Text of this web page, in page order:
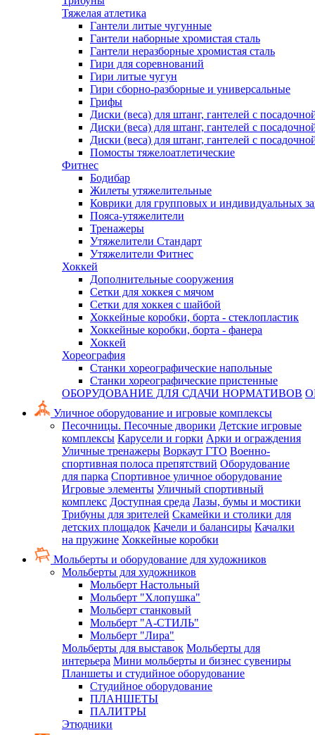
Тяжелая атлетика
Гантели литые чугунные
Гантели наборные хромистая сталь
Гантели неразборные хромистая сталь
Гири для соревнований
Гири литые чугун
Гири сборно-разборные и универсальные
Грифы
Диски (веса) для штанг, гантелей с
Диски (веса) для штанг, гантелей с
Диски (веса) для штанг, гантелей с
Помосты тяжелоатлетические
Фитнес
Бодибар
Жилеты утяжелительные
Коврики для групповых и индивидуальных
Пояса-утяжелители
Тренажеры
Утяжелители Стандарт
Утяжелители Фитнес
Хоккей
Дополнительные сооружения
Сетки для хоккея с мячом
Сетки для хоккея с шайбой
Хоккейные коробки, борта - стеклопластик
Хоккейные коробки, борта - фанера
Хоккей
Хореография
Станки хореографические напольные
Станки хореографические пристенные
ОБОРУДОВАНИЕ ДЛЯ СДАЧИ НОРМАТИВОВ
Уличное оборудование и игровые комплексы
Песочницы. Песочные дворики Детские игровые
комплексы Карусели и горки Арки и ограждения
Уличные тренажеры Воркаут ГТО Военно-
спортивная полоса препятствий Оборудование
для парка Спортивное уличное оборудование
Игровые элементы Уличный спортивный
комплекс Доступная среда Лазы, бумы и мостики
Трибуны для зрителей Скамейки и столики для
детских площадок Качели и балансиры Качалки
на пружине Хоккейные коробки
Мольберты и оборудование для художников
Мольберты для художников
Мольберт Настольный
Мольберт "Хлопушка"
Мольберт станковый
Мольберт "А-СТИЛЬ"
Мольберт "Лира"
Мольберты для выставок Мольберты для
интерьера Мини мольберты и бизнес сувениры
Планшеты и студийное оборудование
Студийное оборудование
ПЛАНШЕТЫ
ПАЛИТРЫ
Этюдники